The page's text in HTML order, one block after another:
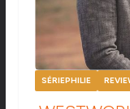
SÉRIEPHILIE